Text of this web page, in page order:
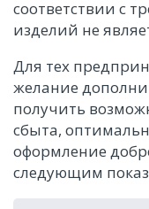
соответствии с
изделий не
Для тех
желание
получить
сбыта,
оформление
следующим